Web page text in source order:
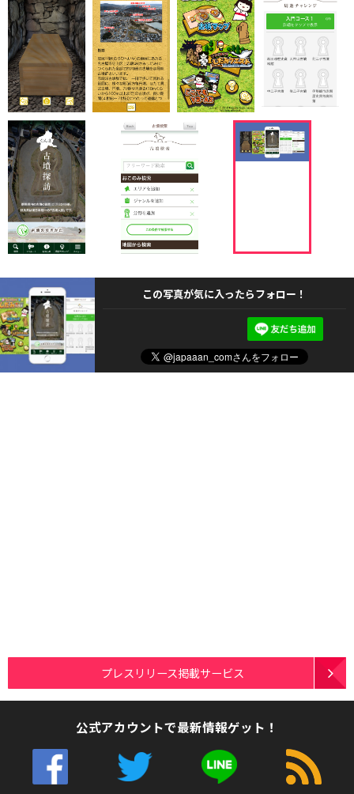
この写真が気に入ったらフォロー！
プレスリリース掲載サービス
公式アカウントで最新情報ゲット！